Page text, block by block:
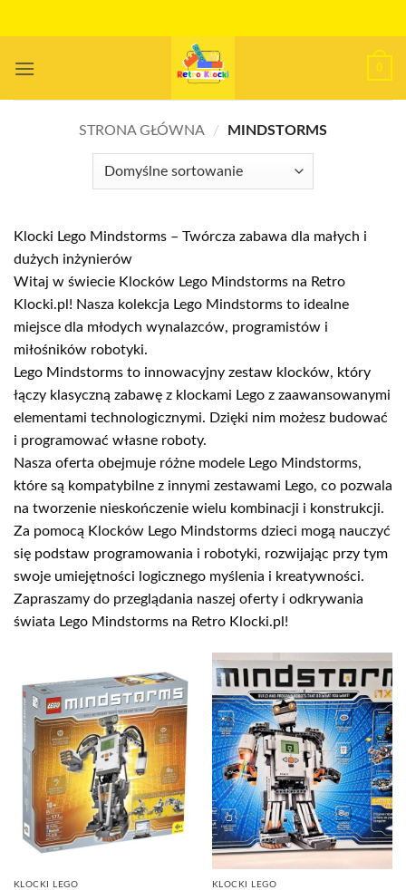
0
STRONA GŁÓWNA / MINDSTORMS
Klocki Lego Mindstorms – Twórcza zabawa dla małych i
dużych inżynierów
Witaj w świecie Klocków Lego Mindstorms na Retro
Klocki.pl! Nasza kolekcja Lego Mindstorms to idealne
miejsce dla młodych wynalazców, programistów i
miłośników robotyki.
Lego Mindstorms to innowacyjny zestaw klocków, który
łączy klasyczną zabawę z klockami Lego z zaawansowanymi
elementami technologicznymi. Dzięki nim możesz budować
i programować własne roboty.
Nasza oferta obejmuje różne modele Lego Mindstorms,
które są kompatybilne z innymi zestawami Lego, co pozwala
na tworzenie nieskończenie wielu kombinacji i konstrukcji.
Za pomocą Klocków Lego Mindstorms dzieci mogą nauczyć
się podstaw programowania i robotyki, rozwijając przy tym
swoje umiejętności logicznego myślenia i kreatywności.
Zapraszamy do przeglądania naszej oferty i odkrywania
świata Lego Mindstorms na Retro Klocki.pl!
KLOCKI LEGO KLOCKI LEGO